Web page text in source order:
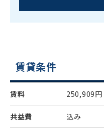
賃貸条件
賃料 250,909円
共益費 込み